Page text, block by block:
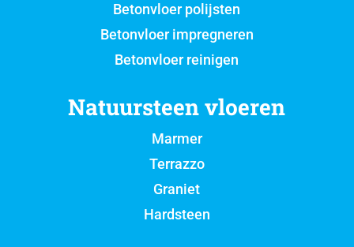
Betonvloer polijsten
Betonvloer impregneren
Betonvloer reinigen
Natuursteen vloeren
Marmer
Terrazzo
Graniet
Hardsteen